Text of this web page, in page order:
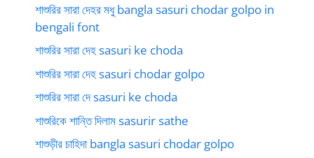
শাশুরির সারা দেহর মধু bangla sasuri chodar golpo in
bengali font
শাশুরির সারা দেহ sasuri ke choda
শাশুরির সারা দেহ sasuri chodar golpo
শাশুরির সারা দে sasuri ke choda
শাশুরিকে শান্তি দিলাম sasurir sathe
শাশুড়ীর চাহিদা bangla sasuri chodar golpo